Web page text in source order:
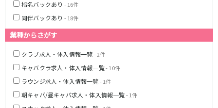
指名バックあり - 16件
同伴バックあり - 18件
業種からさがす
クラブ求人・体入情報一覧- 2件
キャバクラ求人・体入情報一覧- 10件
ラウンジ求人・体入情報一覧- 1件
朝キャバ/昼キャバ求人・体入情報一覧- 1件
沼津駅
東静岡駅
静岡鉄道静岡清水線
新静岡駅
遠州鉄道鉄道線